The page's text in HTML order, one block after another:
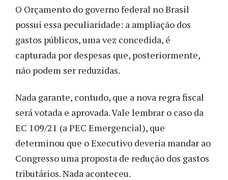
O Orçamento do governo federal no Brasil
possui essa peculiaridade: a ampliação dos
gastos públicos, uma vez concedida, é
capturada por despesas que, posteriormente,
não podem ser reduzidas.
Nada garante, contudo, que a nova regra fiscal
será votada e aprovada. Vale lembrar o caso da
EC 109/21 (a PEC Emergencial), que
determinou que o Executivo deveria mandar ao
Congresso uma proposta de redução dos gastos
tributários. Nada aconteceu.